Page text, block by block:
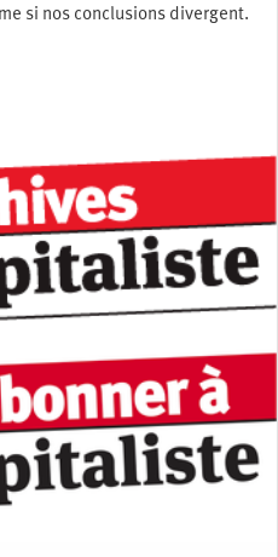
si nos conclusions divergent.